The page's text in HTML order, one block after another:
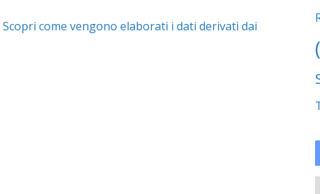
Scopri come vengono elaborati i dati derivati dai